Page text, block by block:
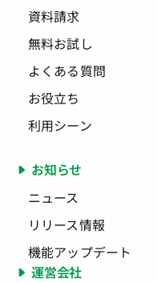
資料請求
無料お試し
よくある質問
お役立ち
利用シーン
お知らせ
ニュース
リリース情報
機能アップデート
運営会社